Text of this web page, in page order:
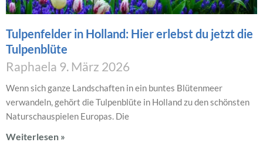
Tulpenfelder in Holland: Hier erlebst du jetzt die
Tulpenblüte
Raphaela 9. März 2026
Wenn sich ganze Landschaften in ein buntes Blütenmeer
verwandeln, gehört die Tulpenblüte in Holland zu den schönsten
Naturschauspielen Europas. Die
Weiterlesen »